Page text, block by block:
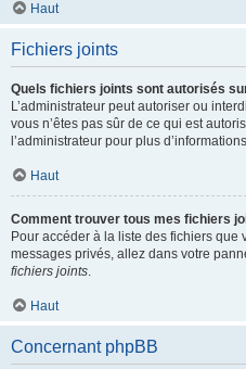
Haut
Fichiers joints
Quels fichiers joints sont autorisés
L’administrateur peut autoriser ou
vous n’êtes pas sûr de ce qui est
l’administrateur pour plus
Haut
Comment trouver tous mes fichiers
Pour accéder à la liste des fichiers que
messages privés, allez dans votre
fichiers joints.
Haut
Concernant phpBB